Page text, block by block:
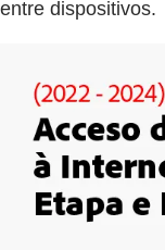
entre dispositivos.